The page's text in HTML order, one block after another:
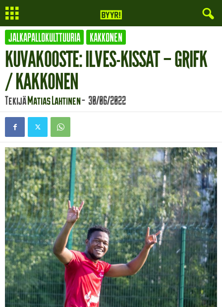
JALKAPALLOKULTTUURIA KAKKONEN
KUVAKOOSTE: ILVES-KISSAT – GRIFK
/ KAKKONEN
TekijäMatias Lahtinen- 30/06/2022